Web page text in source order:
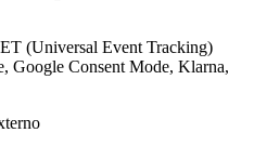
(Universal Event Tracking)
Google Consent Mode, Klarna,